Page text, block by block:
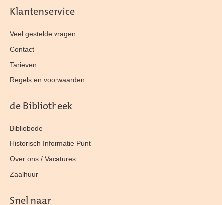
Klantenservice
Veel gestelde vragen
Contact
Tarieven
Regels en voorwaarden
de Bibliotheek
Bibliobode
Historisch Informatie Punt
Over ons / Vacatures
Zaalhuur
Snel naar